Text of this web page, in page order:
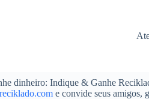
dinheiro: Indique & Ganhe
e convide seus amigos,